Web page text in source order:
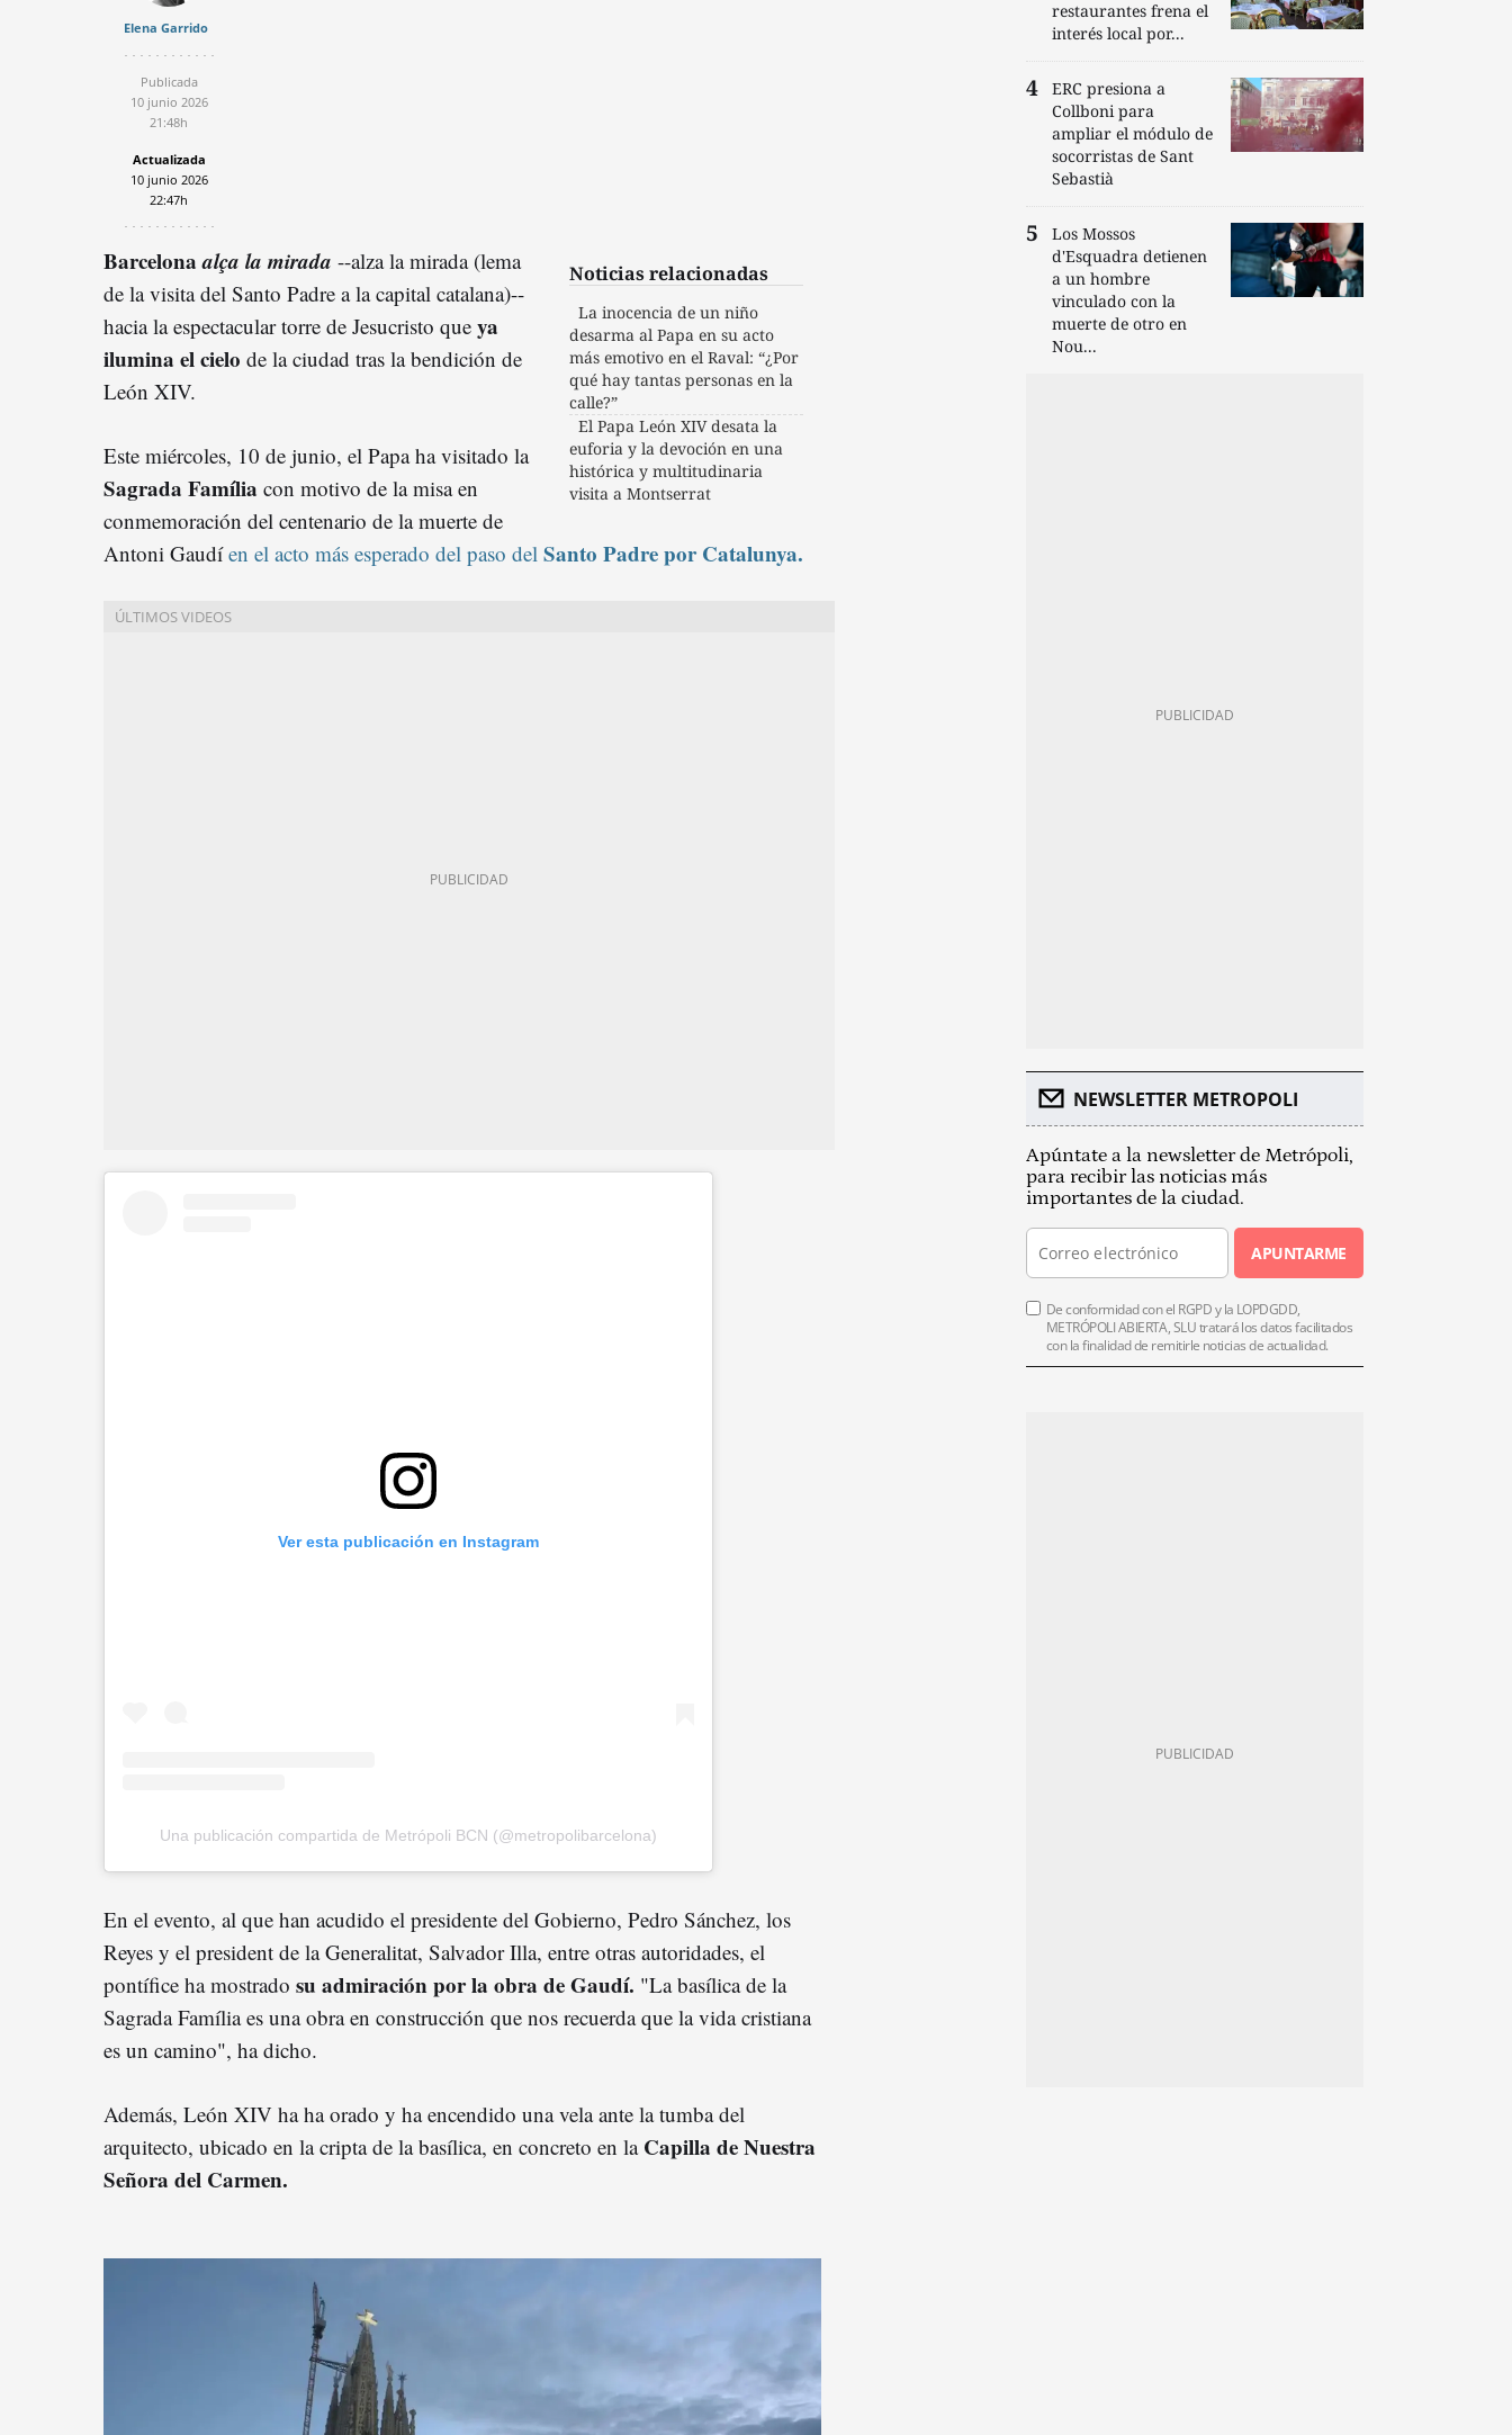
Elena Garrido
Publicada
10 junio 2026
21:48h
Actualizada
10 junio 2026
22:47h
Noticias relacionadas
La inocencia de un niño
desarma al Papa en su acto
más emotivo en el Raval: “¿Por
qué hay tantas personas en la
calle?”
El Papa León XIV desata la
euforia y la devoción en una
histórica y multitudinaria
visita a Montserrat
Barcelonaalça la mirada --alza la mirada (lema
de la visita del Santo Padre a la capital catalana)--
hacia la espectacular torre de Jesucristo que ya
ilumina el cielo de la ciudad tras la bendición de
León XIV.
Este miércoles, 10 de junio, el Papa ha visitado la
Sagrada Família con motivo de la misa en
conmemoración del centenario de la muerte de
Antoni Gaudíen el acto más esperado del paso del Santo Padre por Catalunya.
Ver esta publicación en Instagram
Una publicación compartida de Metrópoli BCN (@metropolibarcelona)
En el evento, al que han acudido el presidente del Gobierno, Pedro Sánchez, los
Reyes y el president de la Generalitat, Salvador Illa, entre otras autoridades, el
pontífice ha mostrado su admiración por la obra de Gaudí. "La basílica de la
Sagrada Família es una obra en construcción que nos recuerda que la vida cristiana
es un camino", ha dicho.
Además, León XIV ha ha orado y ha encendido una vela ante la tumba del
arquitecto, ubicado en la cripta de la basílica, en concreto en la Capilla de Nuestra
Señora del Carmen.
restaurantes frena el
interés local por...
ERC presiona a
Collboni para
ampliar el módulo de
socorristas de Sant
Sebastià
Los Mossos
d'Esquadra detienen
a un hombre
vinculado con la
muerte de otro en
Nou...
NEWSLETTER METROPOLI
Apúntate a la newsletter de Metrópoli,
para recibir las noticias más
importantes de la ciudad.
APUNTARME
De conformidad con el RGPD y la LOPDGDD,
METRÓPOLI ABIERTA, SLU tratará los datos facilitados
con la finalidad de remitirle noticias de actualidad.